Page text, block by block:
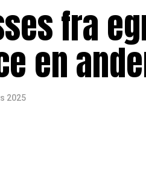
fra
en
2025